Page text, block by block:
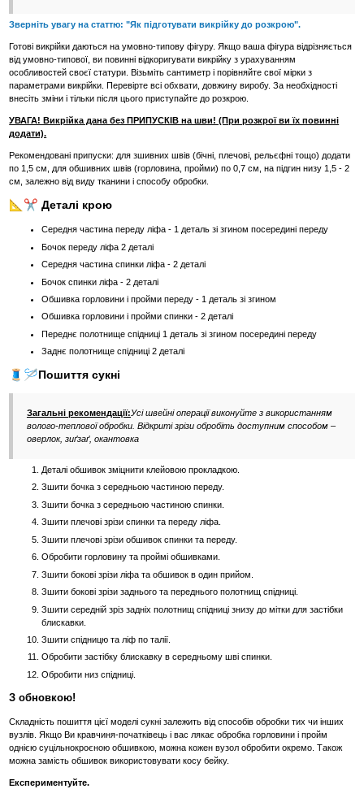
Зверніть увагу на статтю: "Як підготувати викрійку до розкрою".
Готові викрійки даються на умовно-типову фігуру. Якщо ваша фігура відрізняється
від умовно-типової, ви повинні відкоригувати викрійку з урахуванням
особливостей своєї статури. Візьміть сантиметр і порівняйте свої мірки з
параметрами викрійки. Перевірте всі обхвати, довжину виробу. За необхідності
внесіть зміни і тільки після цього приступайте до розкрою.
УВАГА! Викрійка дана без ПРИПУСКІВ на шви! (При розкрої ви їх повинні
додати).
Рекомендовані припуски: для зшивних швів (бічні, плечові, рельєфні тощо) додати
по 1,5 см, для обшивних швів (горловина, пройми) по 0,7 см, на підгин низу 1,5 - 2
см, залежно від виду тканини і способу обробки.
📐✂️ Деталі крою
Середня частина переду ліфа - 1 деталь зі згином посередині переду
Бочок переду ліфа 2 деталі
Середня частина спинки ліфа - 2 деталі
Бочок спинки ліфа - 2 деталі
Обшивка горловини і пройми переду - 1 деталь зі згином
Обшивка горловини і пройми спинки - 2 деталі
Переднє полотнище спідниці 1 деталь зі згином посередині переду
Заднє полотнище спідниці 2 деталі
🧵🪡Пошиття сукні
Загальні рекомендації:Усі швейні операції виконуйте з використанням
волого-теплової обробки. Відкриті зрізи обробіть доступним способом –
оверлок, зиґзаґ, окантовка
Деталі обшивок зміцнити клейовою прокладкою.
Зшити бочка з середньою частиною переду.
Зшити бочка з середньою частиною спинки.
Зшити плечові зрізи спинки та переду ліфа.
Зшити плечові зрізи обшивок спинки та переду.
Обробити горловину та проймі обшивками.
Зшити бокові зрізи ліфа та обшивок в один прийом.
Зшити бокові зрізи заднього та переднього полотнищ спідниці.
Зшити середній зріз задніх полотнищ спідниці знизу до мітки для застібки
блискавки.
Зшити спідницю та ліф по талії.
Обробити застібку блискавку в середньому шві спинки.
Обробити низ спідниці.
З обновкою!
Складність пошиття цієї моделі сукні залежить від способів обробки тих чи інших
вузлів. Якщо Ви кравчиня-початківець і вас лякає обробка горловини і пройм
однією суцільнокроєною обшивкою, можна кожен вузол обробити окремо. Також
можна замість обшивок використовувати косу бейку.
Експериментуйте.